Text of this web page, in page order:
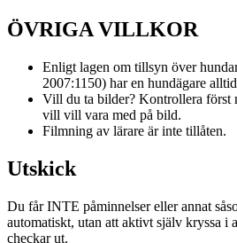
ÖVRIGA VILLKOR
Enligt lagen om tillsyn över
2007:1150) har en hundägare alltid
Vill du ta bilder? Kontrollera först
vill vill vara med på bild.
Filmning av lärare är inte tillåten.
Utskick
Du får INTE påminnelser eller annat
automatiskt, utan att aktivt själv kryssa i
checkar ut.